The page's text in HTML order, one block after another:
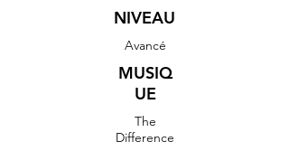
NIVEAU
Avancé
MUSIQ
UE
The
Difference